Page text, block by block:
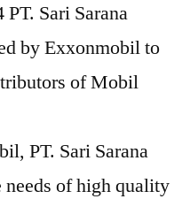
Sari Sarana
by Exxonmobil to
of Mobil
PT. Sari Sarana
of high quality